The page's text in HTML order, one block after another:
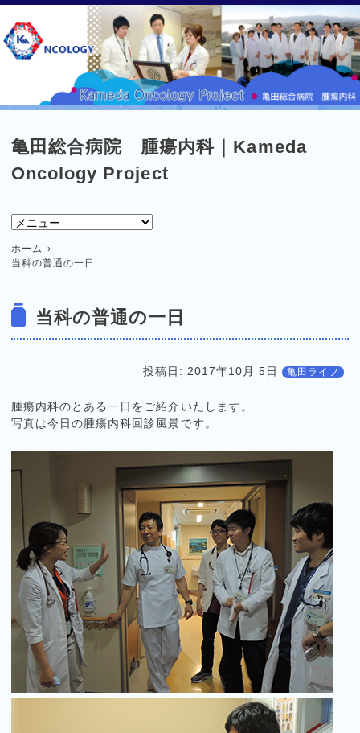
亀田総合病院 腫瘍内科｜Kameda
Oncology Project
ホーム
当科の普通の一日
当科の普通の一日
投稿日: 2017年10月 5日 亀田ライフ
腫瘍内科のとある一日をご紹介いたします。
写真は今日の腫瘍内科回診風景です。